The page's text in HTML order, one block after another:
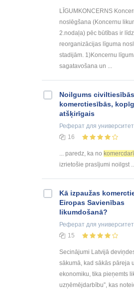
LĪGUMKONCERNS
noslēgšana (Koncernu
2.nodaļa) pēc būtības ir
reorganizācijas līguma
stadijām. 1)Koncernu
sagatavošana un ...
Noilgums
komerctiesībās,
atšķirīgais
Реферат для
16
... paredz, ka no
izrietošie prasījumi noilgst
Kā izpaužas
Eiropas Savienības
likumdošanā?
Реферат для
15
Secinājumi Latvijā
sākumā, kad sākās pāreja
ekonomiku, tika pieņemts
uzņēmējdarbību”, kas